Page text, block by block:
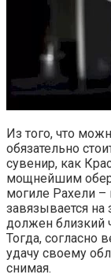
Из того, что
обязательно
сувенир, как
мощнейшим
могиле Рахели –
завязывается на
должен близкий
Тогда, согласно
удачу своему
снимая.